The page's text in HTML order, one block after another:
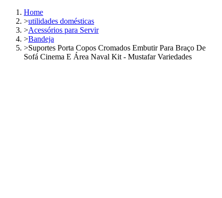
Home
>utilidades domésticas
>Acessórios para Servir
>Bandeja
>Suportes Porta Copos Cromados Embutir Para Braço De
Sofá Cinema E Área Naval Kit - Mustafar Variedades